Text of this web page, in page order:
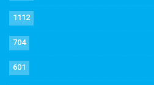
1112
704
601